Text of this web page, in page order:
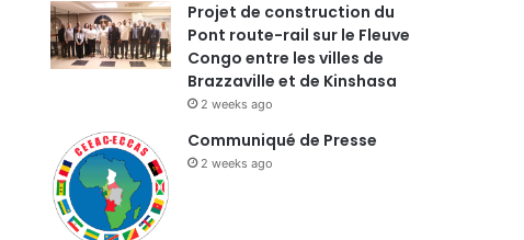
Projet de construction du
Pont route-rail sur le Fleuve
Congo entre les villes de
Brazzaville et de Kinshasa
2 weeks ago
Communiqué de Presse
2 weeks ago